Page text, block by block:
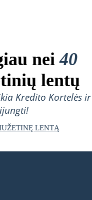
nei40
lentų
Kredito Kortelės ir
LENTĄ